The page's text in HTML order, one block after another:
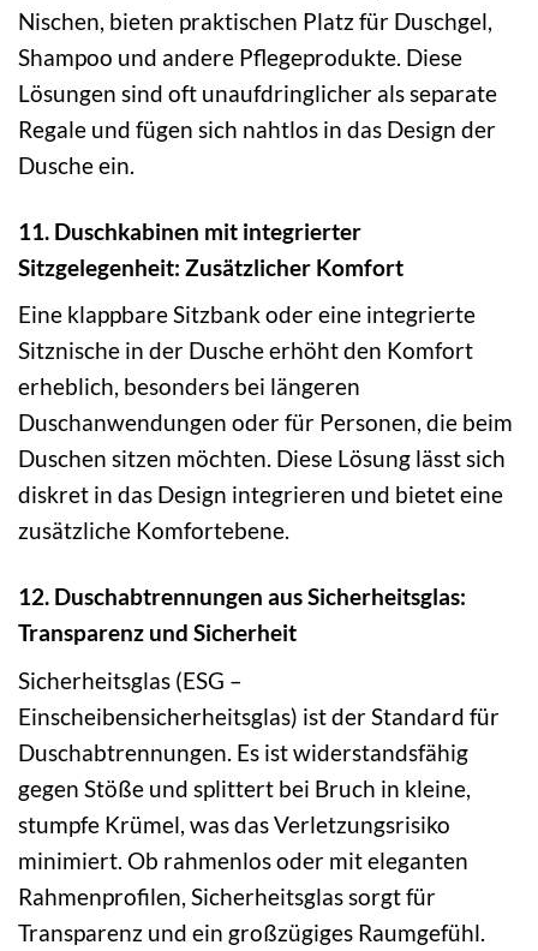
Nischen, bieten praktischen Platz für Duschgel,
Shampoo und andere Pflegeprodukte. Diese
Lösungen sind oft unaufdringlicher als separate
Regale und fügen sich nahtlos in das Design der
Dusche ein.
11. Duschkabinen mit integrierter
Sitzgelegenheit: Zusätzlicher Komfort
Eine klappbare Sitzbank oder eine integrierte
Sitznische in der Dusche erhöht den Komfort
erheblich, besonders bei längeren
Duschanwendungen oder für Personen, die beim
Duschen sitzen möchten. Diese Lösung lässt sich
diskret in das Design integrieren und bietet eine
zusätzliche Komfortebene.
12. Duschabtrennungen aus Sicherheitsglas:
Transparenz und Sicherheit
Sicherheitsglas (ESG –
Einscheibensicherheitsglas) ist der Standard für
Duschabtrennungen. Es ist widerstandsfähig
gegen Stöße und splittert bei Bruch in kleine,
stumpfe Krümel, was das Verletzungsrisiko
minimiert. Ob rahmenlos oder mit eleganten
Rahmenprofilen, Sicherheitsglas sorgt für
Transparenz und ein großzügiges Raumgefühl.